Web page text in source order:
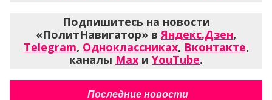
Подпишитесь на новости
«ПолитНавигатор» вЯндекс.Дзен,
Telegram, Одноклассниках, Вконтакте,
каналы Max и YouTube.
Последние новости